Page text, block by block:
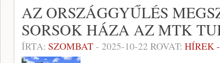
AZ ORSZÁGGYŰLÉS
SORSOK HÁZA AZ MTK
ÍRTA: SZOMBAT- 2025-10-22 ROVAT: HÍREK